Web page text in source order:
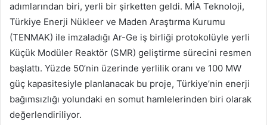
adımlarından biri, yerli bir şirketten geldi. MİA Teknoloji,
Türkiye Enerji Nükleer ve Maden Araştırma Kurumu
(TENMAK) ile imzaladığı Ar-Ge iş birliği protokolüyle yerli
Küçük Modüler Reaktör (SMR) geliştirme sürecini resmen
başlattı. Yüzde 50’nin üzerinde yerlilik oranı ve 100 MW
güç kapasitesiyle planlanacak bu proje, Türkiye’nin enerji
bağımsızlığı yolundaki en somut hamlelerinden biri olarak
değerlendiriliyor.